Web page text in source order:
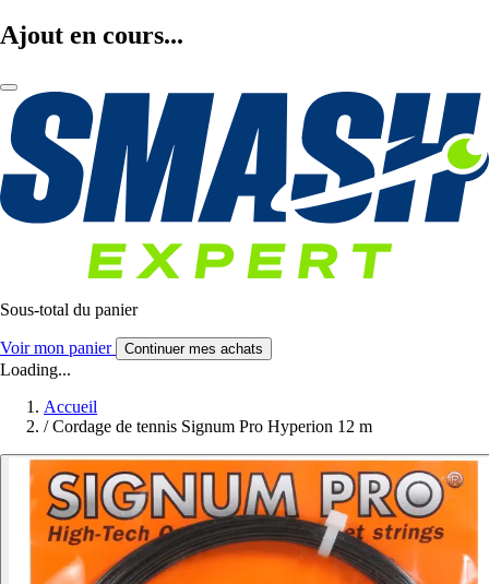
Ajout en cours...
Sous-total du panier
Voir mon panier Continuer mes achats
Loading...
Accueil
/ Cordage de tennis Signum Pro Hyperion 12 m